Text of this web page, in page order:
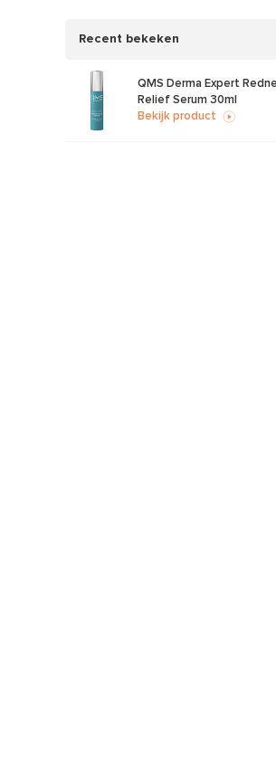
Recent bekeken
QMS Derma Expert
Relief Serum 30ml
Bekijk product